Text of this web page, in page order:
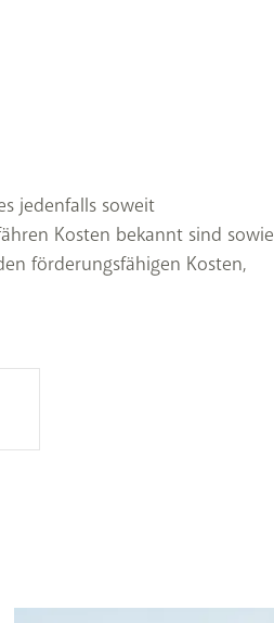
jedenfalls soweit
Kosten bekannt sind sowie
förderungsfähigen Kosten,